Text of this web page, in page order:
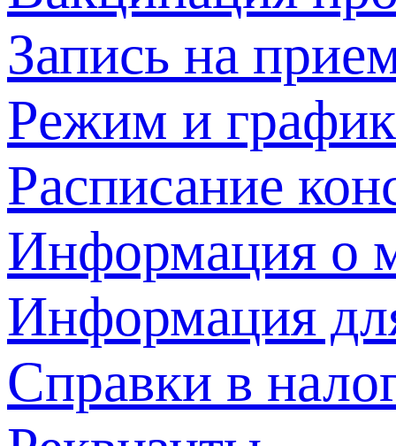
Запись на
Режим и
Расписание
Информация о
Информация
Справки в